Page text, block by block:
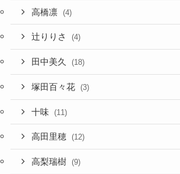
高橋凛 (4)
辻りりさ (4)
田中美久 (18)
塚田百々花 (3)
十味 (11)
高田里穂 (12)
高梨瑞樹 (9)